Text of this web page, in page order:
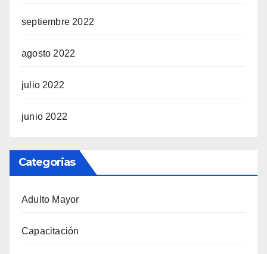
septiembre 2022
agosto 2022
julio 2022
junio 2022
Categorias
Adulto Mayor
Capacitación